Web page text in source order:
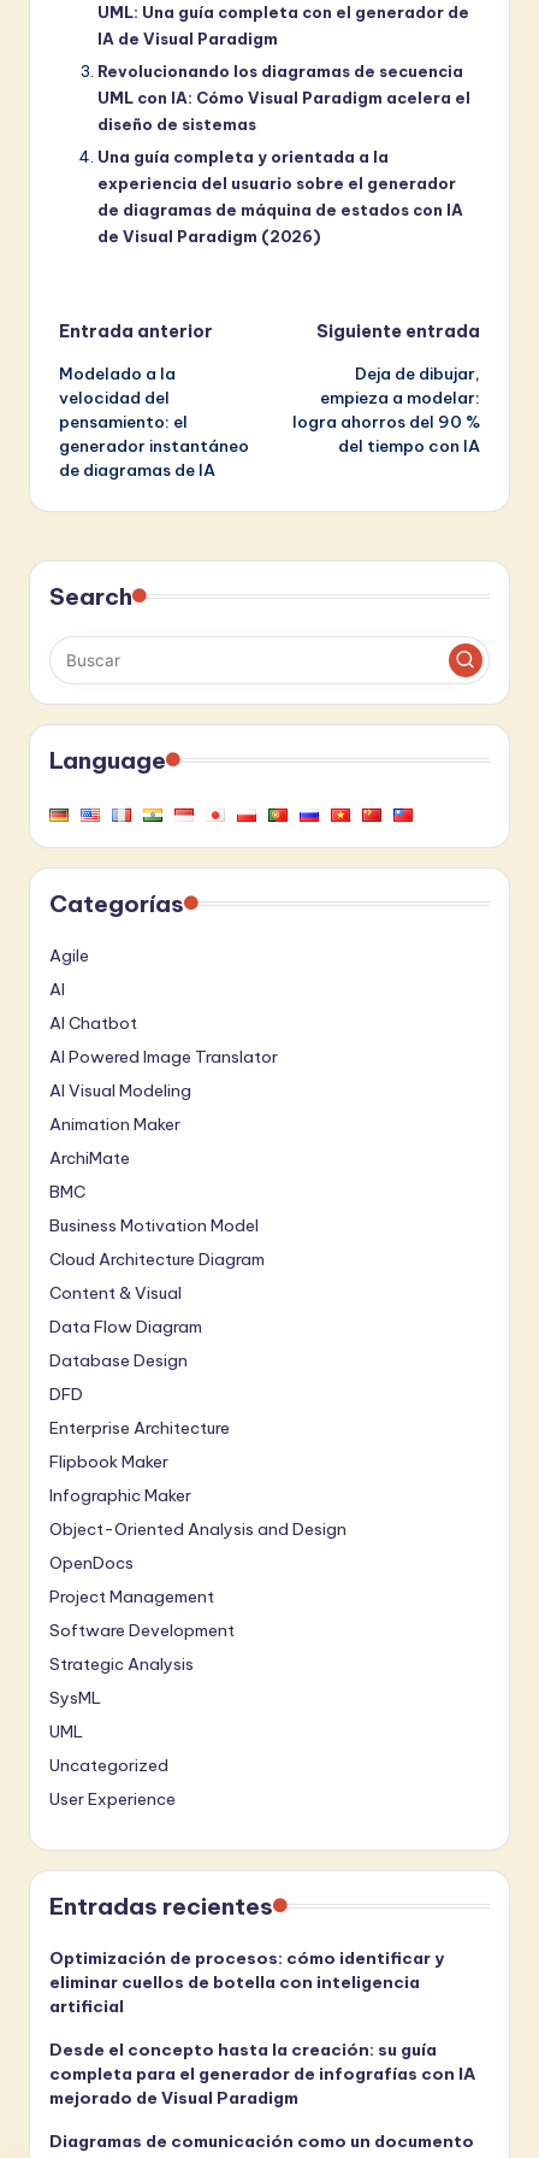
UML: Una guía completa con el generador de
IA de Visual Paradigm
Revolucionando los diagramas de secuencia
UML con IA: Cómo Visual Paradigm acelera el
diseño de sistemas
Una guía completa y orientada a la
experiencia del usuario sobre el generador
de diagramas de máquina de estados con IA
de Visual Paradigm (2026)
Navegación
de
entradas
Entrada anterior
Modelado a la
velocidad del
pensamiento: el
generador instantáneo
de diagramas de IA
Siguiente entrada
Deja de dibujar,
empieza a modelar:
logra ahorros del 90 %
del tiempo con IA
Search
Language
Categorías
Agile
AI
AI Chatbot
AI Powered Image Translator
AI Visual Modeling
Animation Maker
ArchiMate
BMC
Business Motivation Model
Cloud Architecture Diagram
Content & Visual
Data Flow Diagram
Database Design
DFD
Enterprise Architecture
Flipbook Maker
Infographic Maker
Object-Oriented Analysis and Design
OpenDocs
Project Management
Software Development
Strategic Analysis
SysML
UML
Uncategorized
User Experience
Entradas recientes
Optimización de procesos: cómo identificar y
eliminar cuellos de botella con inteligencia
artificial
Desde el concepto hasta la creación: su guía
completa para el generador de infografías con IA
mejorado de Visual Paradigm
Diagramas de comunicación como un documento